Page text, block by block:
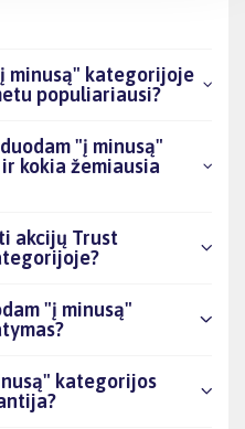
minusą" kategorijoje
populiariausi?
"į minusą"
kokia žemiausia
akcijų Trust
"į minusą"
kategorijos